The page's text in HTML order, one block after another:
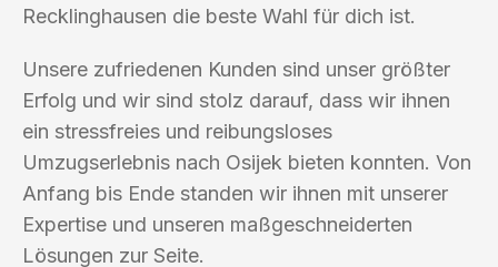
Recklinghausen die beste Wahl für dich ist.
Unsere zufriedenen Kunden sind unser größter
Erfolg und wir sind stolz darauf, dass wir ihnen
ein stressfreies und reibungsloses
Umzugserlebnis nach Osijek bieten konnten. Von
Anfang bis Ende standen wir ihnen mit unserer
Expertise und unseren maßgeschneiderten
Lösungen zur Seite.